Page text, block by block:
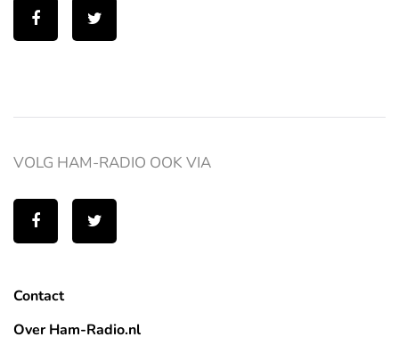
Contact
Over Ham-Radio.nl
VOLG HAM-RADIO OOK VIA